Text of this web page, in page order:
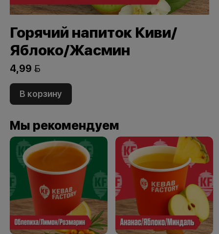
Горячий напиток Киви/
Яблоко/Жасмин
4,99 
В корзину
Мы рекомендуем